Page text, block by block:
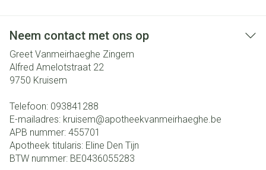
Neem contact met ons op
Greet Vanmeirhaeghe Zingem
Alfred Amelotstraat 22
9750 Kruisem
Telefoon: 093841288
E-mailadres: kruisem@apotheekvanmeirhaeghe.be
APB nummer: 455701
Apotheek titularis: Eline Den Tijn
BTW nummer: BE0436055283